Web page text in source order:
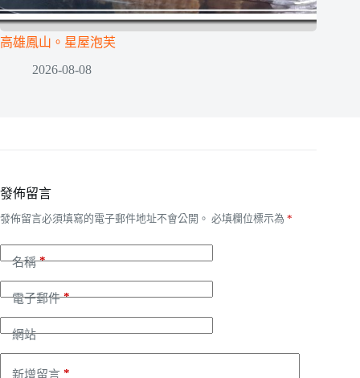
高雄鳳山。星屋泡芙
2026-08-08
發佈留言
發佈留言必須填寫的電子郵件地址不會公開。 必填欄位標示為 *
名稱*
電子郵件*
網站
新增留言 *